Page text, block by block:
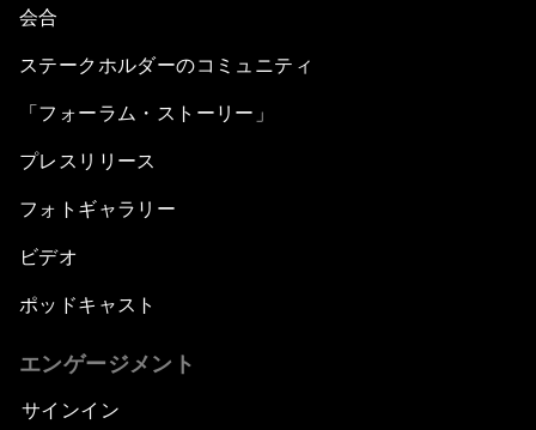
会合
ステークホルダーのコミュニティ
「フォーラム・ストーリー」
プレスリリース
フォトギャラリー
ビデオ
ポッドキャスト
エンゲージメント
サインイン